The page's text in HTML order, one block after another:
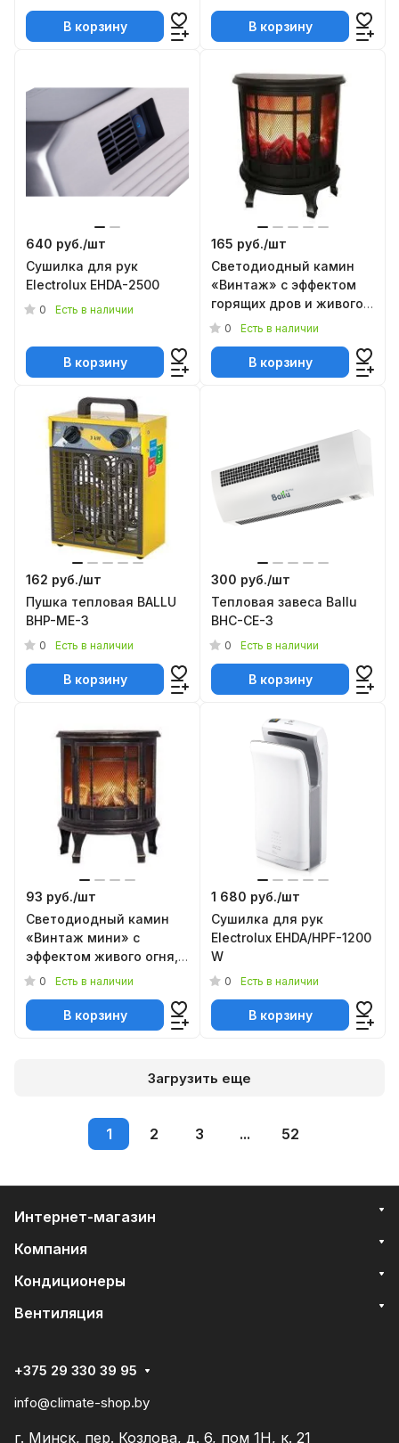
В корзину В корзину
640 руб./шт
Cушилка для рук
Electrolux EHDA-2500
0 Есть в наличии
В корзину
165 руб./шт
Светодиодный камин
«Винтаж» с эффектом
горящих дров и живого
огня
0 Есть в наличии
В корзину
162 руб./шт
Пушка тепловая BALLU
BHP-ME-3
0 Есть в наличии
В корзину
300 руб./шт
Тепловая завеса Ballu
BHC-CE-3
0 Есть в наличии
В корзину
93 руб./шт
Светодиодный камин
«Винтаж мини» с
эффектом живого огня,
бронзовый
0 Есть в наличии
В корзину
1 680 руб./шт
Cушилка для рук
Electrolux EHDA/HPF-1200
W
0 Есть в наличии
В корзину
Загрузить еще
1 2 3 ... 52
Интернет-магазин
Компания
Кондиционеры
Вентиляция
+375 29 330 39 95
info@climate-shop.by
г. Минск, пер. Козлова, д. 6, пом 1Н, к. 21